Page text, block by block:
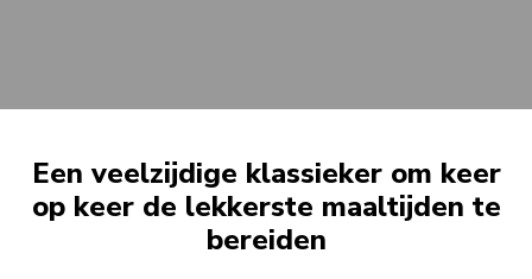
Een veelzijdige klassieker om keer
op keer de lekkerste maaltijden te
bereiden